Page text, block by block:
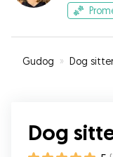
Gudog » Dog
Dog